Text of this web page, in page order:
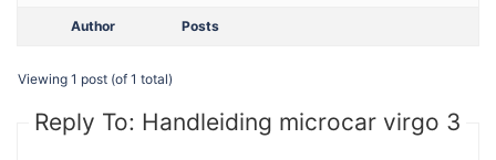
Author Posts
Viewing 1 post (of 1 total)
Reply To: Handleiding microcar virgo 3